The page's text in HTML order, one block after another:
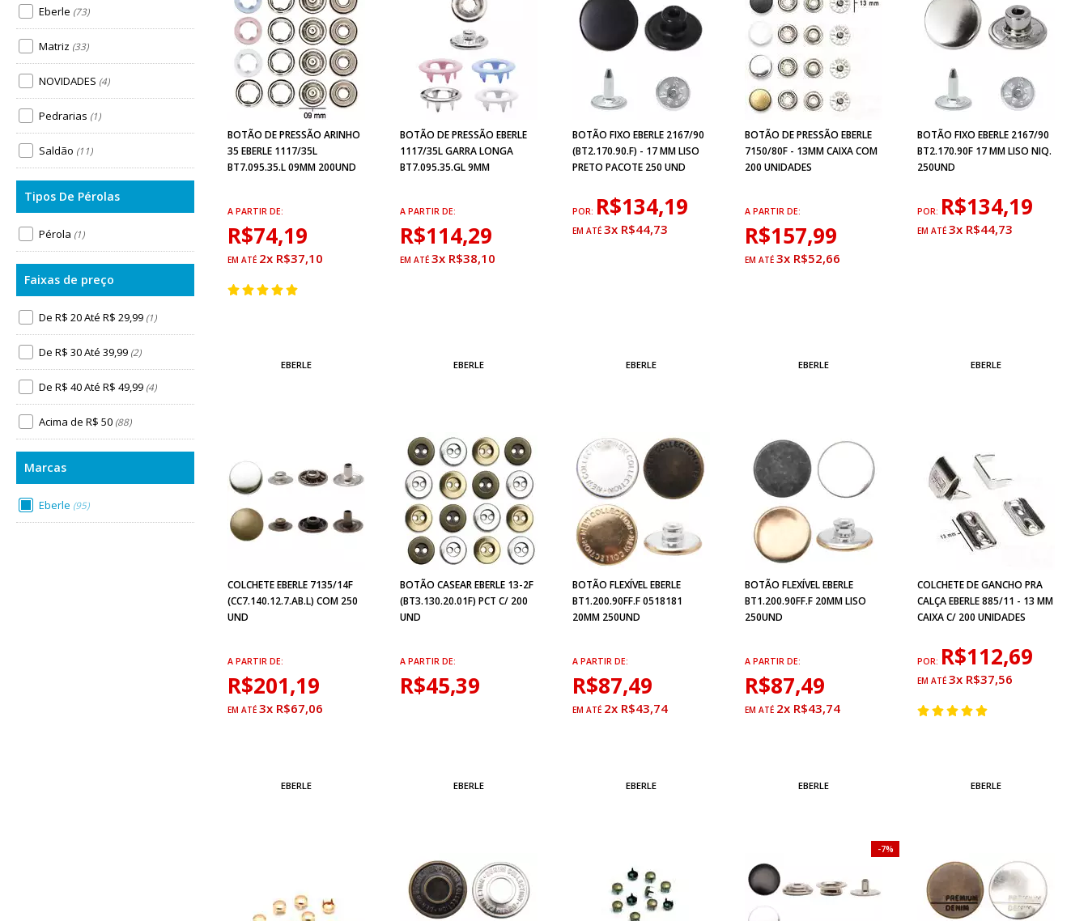
Eberle (73)
Matriz (33)
NOVIDADES (4)
Pedrarias (1)
Saldão (11)
Eberle (95)
Pérola (1)
De R$ 20 Até R$ 29,99 (1)
De R$ 30 Até 39,99 (2)
De R$ 40 Até R$ 49,99 (4)
Acima de R$ 50 (88)
BOTÃO DE PRESSÃO ARINHO
35 EBERLE 1117/35L
BT7.095.35.L 09MM 200UND
A PARTIR DE:
R$74,19
2x R$37,10
EBERLE
BOTÃO DE PRESSÃO EBERLE
1117/35L GARRA LONGA
BT7.095.35.GL 9MM
A PARTIR DE:
R$114,29
3x R$38,10
EBERLE
BOTÃO FIXO EBERLE 2167/90
(BT2.170.90.F) - 17 MM LISO
PRETO PACOTE 250 UND
POR: R$134,19
3x R$44,73
EBERLE
BOTÃO DE PRESSÃO EBERLE
7150/80F - 13MM CAIXA COM
200 UNIDADES
A PARTIR DE:
R$157,99
3x R$52,66
EBERLE
BOTÃO FIXO EBERLE 2167/90
BT2.170.90F 17 MM LISO NIQ.
250UND
POR: R$134,19
3x R$44,73
EBERLE
COLCHETE EBERLE 7135/14F
(CC7.140.12.7.AB.L) COM 250
UND
A PARTIR DE:
R$201,19
3x R$67,06
EBERLE
BOTÃO CASEAR EBERLE 13-2F
(BT3.130.20.01F) PCT C/ 200
UND
A PARTIR DE:
R$45,39
EBERLE
BOTÃO FLEXÍVEL EBERLE
BT1.200.90FF.F 0518181
20MM 250UND
A PARTIR DE:
R$87,49
2x R$43,74
EBERLE
BOTÃO FLEXÍVEL EBERLE
BT1.200.90FF.F 20MM LISO
250UND
A PARTIR DE:
R$87,49
2x R$43,74
EBERLE
COLCHETE DE GANCHO PRA
CALÇA EBERLE 885/11 - 13 MM
CAIXA C/ 200 UNIDADES
POR: R$112,69
3x R$37,56
EBERLE
7%